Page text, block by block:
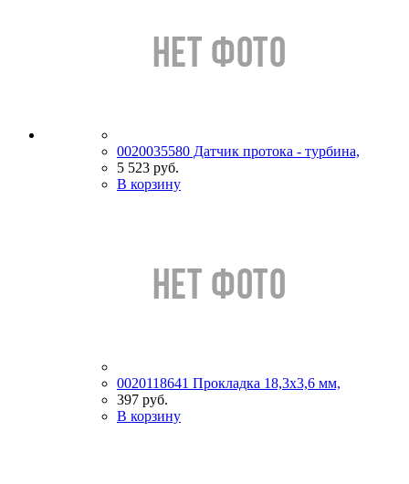
0020035580 Датчик протока - турбина,
5 523 руб.
В корзину
0020118641 Прокладка 18,3x3,6 мм,
397 руб.
В корзину